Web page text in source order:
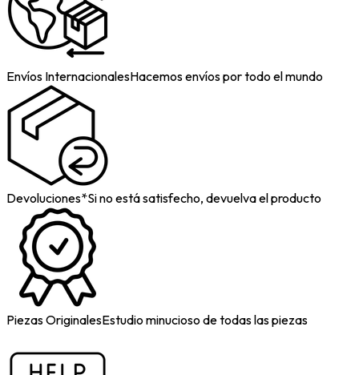
Envíos InternacionalesHacemos envíos por todo el mundo
Devoluciones*Si no está satisfecho, devuelva el producto
Piezas OriginalesEstudio minucioso de todas las piezas